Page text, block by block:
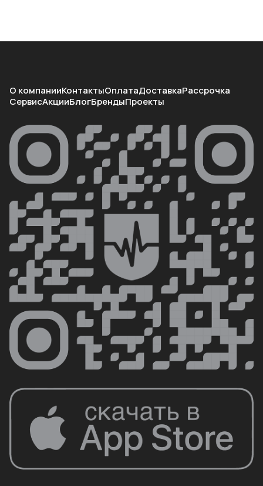
О компанииКонтактыОплатаДоставкаРассрочка
СервисАкцииБлогБрендыПроекты